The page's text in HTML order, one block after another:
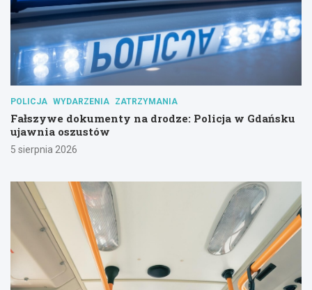
POLICJA WYDARZENIA ZATRZYMANIA
Fałszywe dokumenty na drodze: Policja w Gdańsku
ujawnia oszustów
5 sierpnia 2026